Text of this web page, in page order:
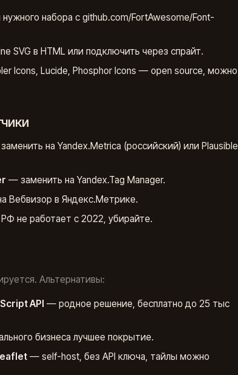
нужного набора с github.com/FortAwesome/Font-
SVG в HTML или подключить через спрайт.
Icons, Lucide, Phosphor Icons — open source, можно
на Yandex.Metrica (российский) или Plausible
— заменить на Yandex.Tag Manager.
Вебвизор в Яндекс.Метрике.
не работает с 2022, убирайте.
Альтернативы:
API — родное решение, бесплатно до 25 тыс
бизнеса лучшее покрытие.
— self-host, без API ключа, тайлы можно